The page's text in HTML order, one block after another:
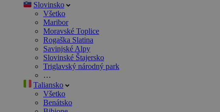
Slovinsko
Všetko
Maribor
Moravské Toplice
Rogaška Slatina
Savinjské Alpy
Slovinské Štajersko
Triglavský národný park
…
Taliansko
Všetko
Benátsko